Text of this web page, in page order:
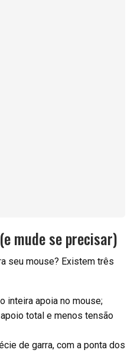
mude se precisar)
seu mouse? Existem três
inteira apoia no mouse;
total e menos tensão
de garra, com a ponta dos